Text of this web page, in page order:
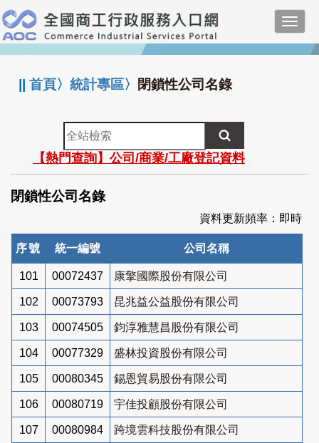
跳
到
主
要
:::
||首頁〉統計專區〉 閉鎖性公司名錄
全
站
檢
索
【熱門查詢】公司/商業/工廠登記資料
閉鎖性公司名錄
資料更新頻率：即時
序號 統一編號 公司名稱
101 00072437 康擎國際股份有限公司
102 00073793 昆兆益公益股份有限公司
103 00074505 鈞淳雅慧昌股份有限公司
104 00077329 盛林投資股份有限公司
105 00080345 錫恩貿易股份有限公司
106 00080719 宇佳投顧股份有限公司
107 00080984 跨境雲科技股份有限公司